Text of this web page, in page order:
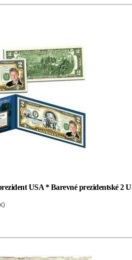
USA * Barevné prezidentské 2
)